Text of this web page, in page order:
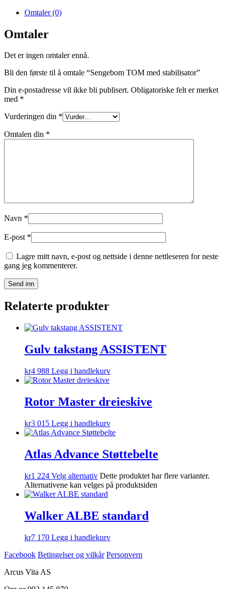
Omtaler (0)
Omtaler
Det er ingen omtaler ennå.
Bli den første til å omtale “Sengebom TOM med stabilisator”
Din e-postadresse vil ikke bli publisert. Obligatoriske felt er merket
med *
Vurderingen din *
Omtalen din *
Navn *
E-post *
Lagre mitt navn, e-post og nettside i denne nettleseren for neste
gang jeg kommenterer.
Relaterte produkter
Gulv takstang ASSISTENT
kr4 988 Legg i handlekurv
Rotor Master dreieskive
kr3 015 Legg i handlekurv
Atlas Advance Støttebelte
kr1 224 Velg alternativ Dette produktet har flere varianter.
Alternativene kan velges på produktsiden
Walker ALBE standard
kr7 170 Legg i handlekurv
Facebook Betingelser og vilkår Personvern
Arcus Vita AS